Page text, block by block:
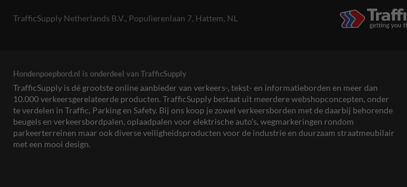
TrafficSupply Netherlands B.V., Populierenlaan 7, Hattem, NL
Hondenpoepbord.nl is onderdeel van TrafficSupply
TrafficSupply is dé grootste online aanbieder van verkeers-, tekst- en informatieborden en meer dan
10.000 verkeersgerelateerde producten. TrafficSupply bestaat uit meerdere webshopconcepten, onder
te verdelen in Traffic, Parking en Safety. Bij ons koop je zowel verkeersborden met de daarbij behorende
beugels en verkeersbordpalen, oplaadpalen voor elektrische auto’s, wegmarkeringen rondom
parkeerterreinen maar ook diverse veiligheidsproducten voor de industrie en duurzaam straatmeubilair
met een mooi design.